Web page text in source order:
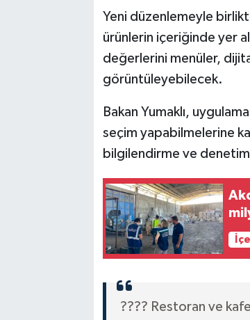
Yeni düzenlemeyle
ürünlerin içeriğinde yer
değerlerini menüler,
görüntüleyebilecek.
Bakan Yumaklı,
seçim yapabilmelerine
bilgilendirme ve
???? Restoran ve